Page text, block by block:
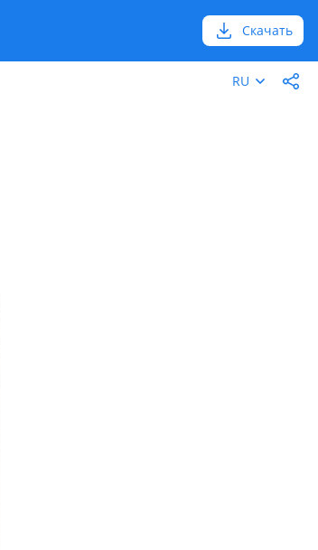
Скачать
RU